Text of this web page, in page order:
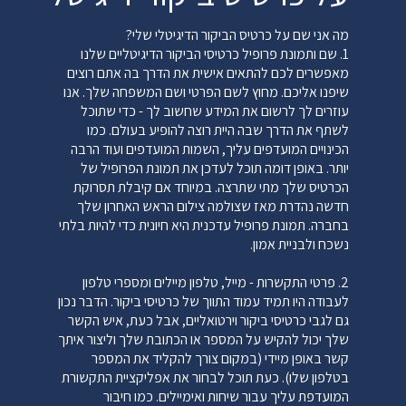
אלמנטים מרכזיים שיעזרו לך ליצור רושם ראשוני חזק.
מה הקסם בכרטיס ביקור NFC?
בניגוד לכרטיסי ביקור מנייר מסורתיים, הקסם של שיתוף
הכרטיס שלך מתרחש כאשר אתה מקיש על סמארטפון
אנשי הקשר שלך. בגלל זה, הכרטיס עצמו הוא צינור
לשיתוף הפרטים שלך כך שיהיה לך יותר חופש להוסיף
עיצוב שבאמת לוכד את המותג שלך. זה יכול להיות צילום
מוצר יפה או תמונה, צבע המותג שלך כצבע בלוק מלא, או
אולי, רק אולי הלוגו שלך עשוי להיות גדול במיוחד.
השתמש בכרטיס הביקור שלך NFC כדי לשתף את מה
שמייחד אותך או את העסק שלך.
כל עותק שתוסיף לכרטיס שלך. עבור כרטיסי ביקור
Appsoft גודל הנקודה שלך מוגדר היטב עבורך, עבור
עיצובי כרטיסים מותאמים אישית, שים לב לטיפ זה לפני
שאתה יוצר את עיצוב כרטיס ה-NFC שלך. אם אתה
משתמש ברקע בצבע אחיד עבור עיצוב כרטיס הביקור
שלך NFC, ודא ששאר האלמנטים בכרטיס שלך מנוגדים
מה אני שם על כרטיס הביקור הדיגיטלי שלי?
1. שם ותמונת פרופיל כרטיסי הביקור הדיגיטליים שלנו
מאפשרים לכם להתאים אישית את הדרך בה אתם רוצים
שיפנו אליכם. מחוץ לשם הפרטי ושם המשפחה שלך. אנו
עוזרים לך לרשום את המידע שחשוב לך - כדי שתוכל
לשתף את הדרך שבה היית רוצה להופיע בעולם. כמו
הכינויים המועדפים עליך, השמות המועדפים ועוד הרבה
יותר. באופן דומה תוכל לעדכן את תמונת הפרופיל של
הכרטיס שלך מתי שתרצה. במיוחד אם קיבלת תסרוקת
חדשה נהדרת מאז שצולמה צילום הראש האחרון שלך
בחברה. תמונת פרופיל עדכנית היא חיונית כדי להיות בלתי
נשכח ולבניית אמון.
2. פרטי התקשרות - מייל, טלפון מיילים ומספרי טלפון
לעבודה היו תמיד עמוד התווך של כרטיסי ביקור. הדבר נכון
גם לגבי כרטיסי ביקור וירטואליים, אבל כעת, איש הקשר
שלך יכול להקיש על המספר או הכתובת שלך וליצור איתך
קשר באופן מיידי (במקום צורך להקליד את המספר
בטלפון שלו). כעת תוכל לבחור את אפליקציית התקשורת
המועדפת עליך עבור שיחות ואימיילים. כמו חיבור